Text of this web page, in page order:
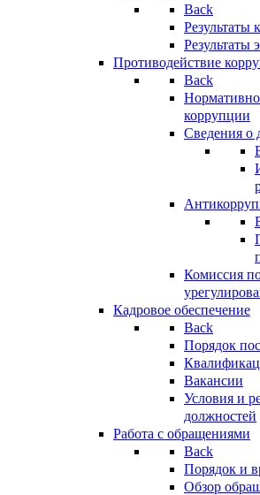
Back
Результаты
Результаты
Противодействие
Back
коррупции
Сведения о
Комиссия
Кадровое обеспечение
Back
Порядок
Вакансии
Условия и
должностей
Работа с обращениями
Back
Порядок и
Обзор